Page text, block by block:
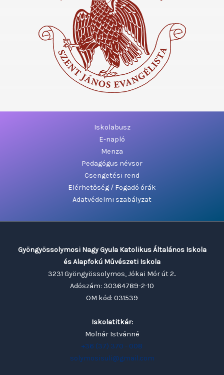
Iskolabusz
E-napló
Menza
Pedagógus névsor
Csengetési rend
Elérhetőség / Fogadó órák
Adatvédelmi szabályzat
Gyöngyössolymosi Nagy Gyula Katolikus Általános Iskola
és Alapfokú Művészeti Iskola
3231 Gyöngyössolymos, Jókai Mór út 2..
Adószám: 30364789-2-10
OM kód: 031539
Iskolatitkár:
Molnár Istvánné
+36 (37) 370 - 008
solymosisuli@gmail.com